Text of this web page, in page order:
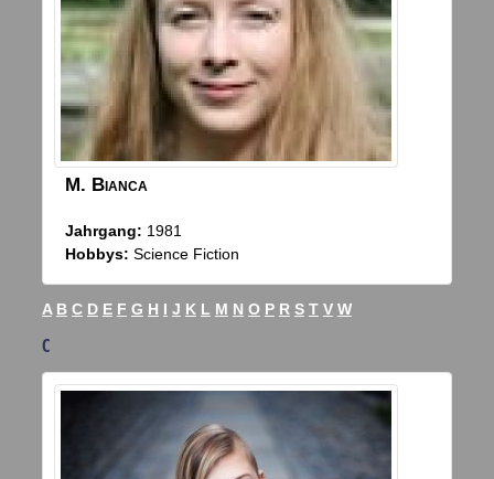
M. Bianca
Jahrgang: 1981
Hobbys: Science Fiction
A B C D E F G H I J K L M N O P R S T V W
C